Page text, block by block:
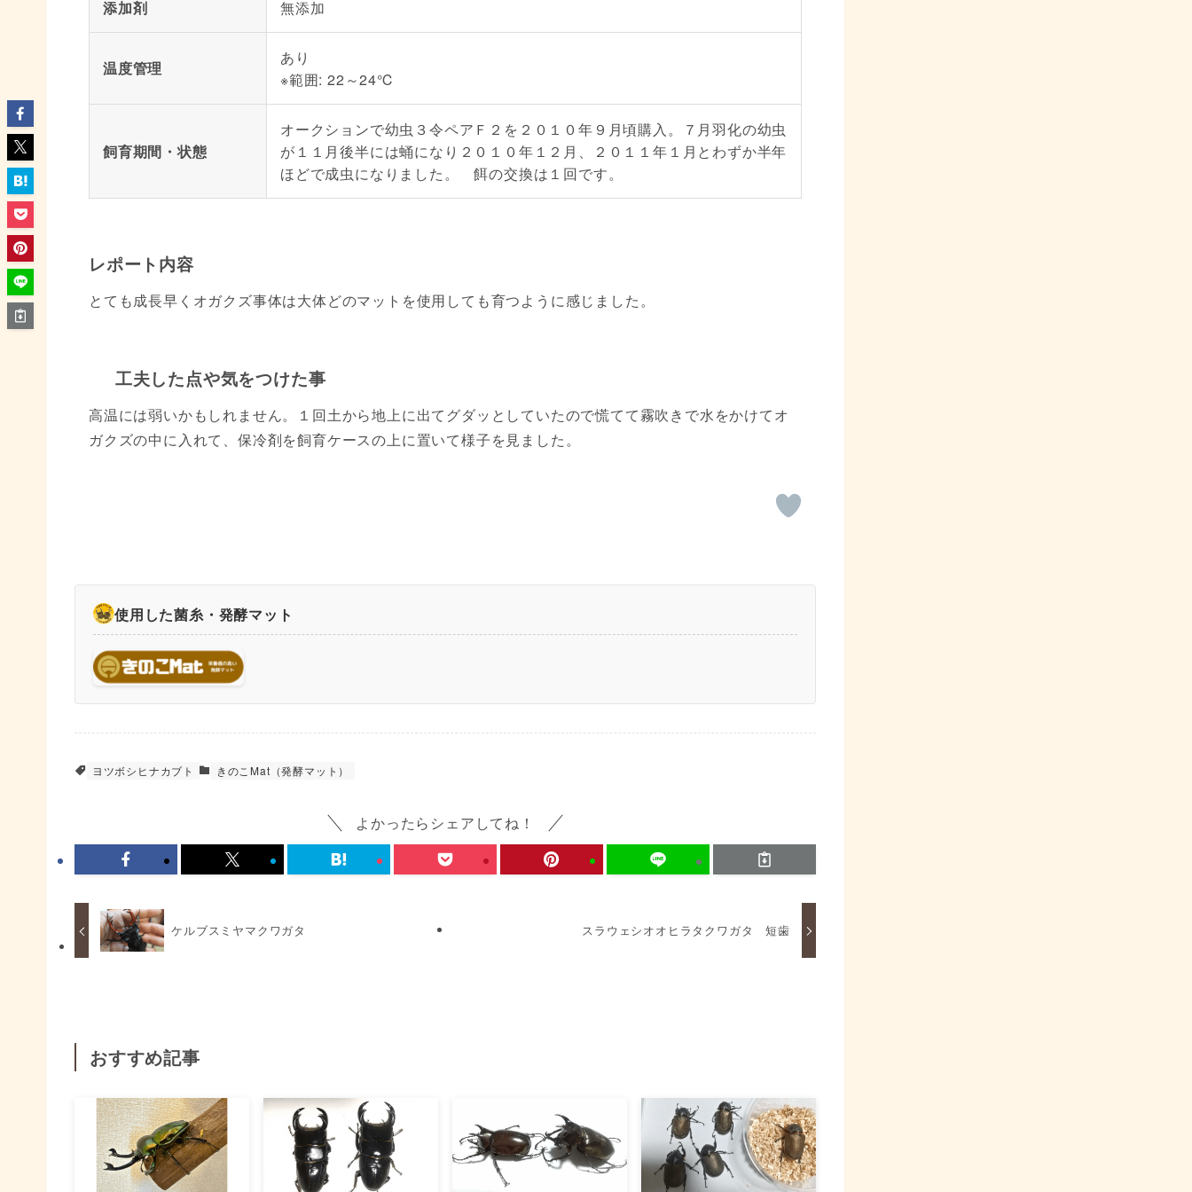
添加剤 無添加
温度管理
あり
※範囲: 22～24℃
飼育期間・状態
オークションで幼虫３令ペアＦ２を２０１０年９月頃購入。７月羽化の幼虫
が１１月後半には蛹になり２０１０年１２月、２０１１年１月とわずか半年
ほどで成虫になりました。 餌の交換は１回です。
レポート内容
とても成長早くオガクズ事体は大体どのマットを使用しても育つように感じました。
工夫した点や気をつけた事
高温には弱いかもしれません。１回土から地上に出てグダッとしていたので慌てて霧吹きで水をかけてオ
ガクズの中に入れて、保冷剤を飼育ケースの上に置いて様子を見ました。
使用した菌糸・発酵マット
ヨツボシヒナカブト きのこMat（発酵マット）
よかったらシェアしてね！
ケルブスミヤマクワガタ スラウェシオオヒラタクワガタ 短歯
おすすめ記事